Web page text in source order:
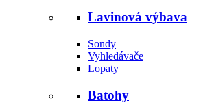
Lavinová výbava
Sondy
Vyhledávače
Lopaty
Batohy